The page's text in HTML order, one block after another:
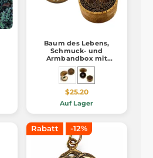
Baum des Lebens,
Schmuck- und
Armbandbox mit
Magnet 10 cm
$25.20
Auf Lager
Rabatt -12%